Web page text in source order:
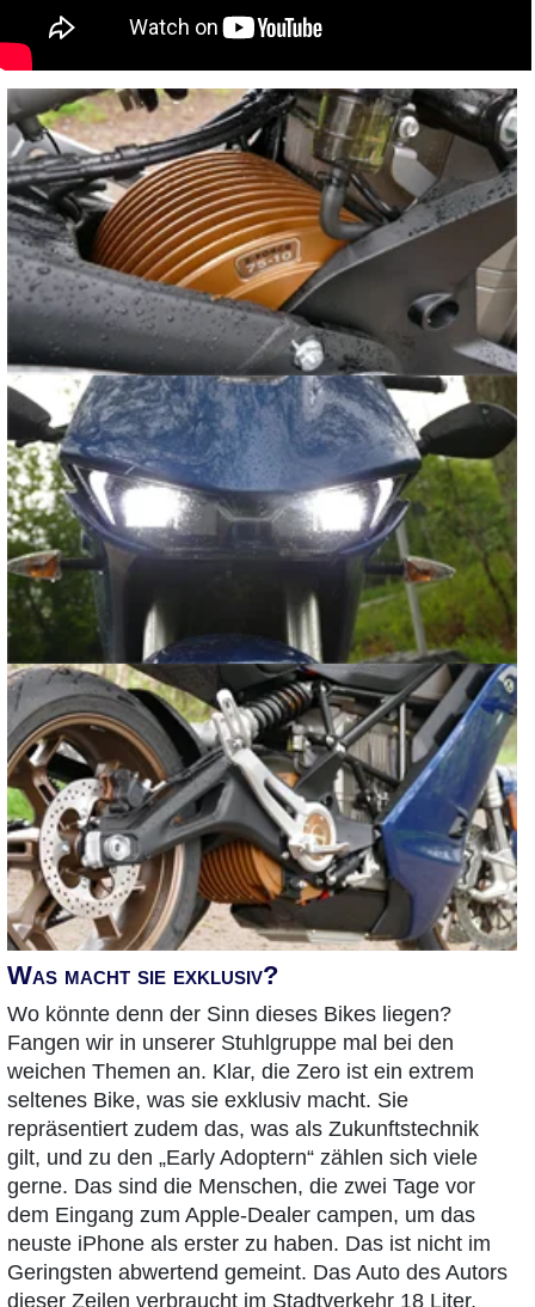
Was macht sie exklusiv?
Wo könnte denn der Sinn dieses Bikes liegen?
Fangen wir in unserer Stuhlgruppe mal bei den
weichen Themen an. Klar, die Zero ist ein extrem
seltenes Bike, was sie exklusiv macht. Sie
repräsentiert zudem das, was als Zukunftstechnik
gilt, und zu den „Early Adoptern“ zählen sich viele
gerne. Das sind die Menschen, die zwei Tage vor
dem Eingang zum Apple-Dealer campen, um das
neuste iPhone als erster zu haben. Das ist nicht im
Geringsten abwertend gemeint. Das Auto des Autors
dieser Zeilen verbraucht im Stadtverkehr 18 Liter,